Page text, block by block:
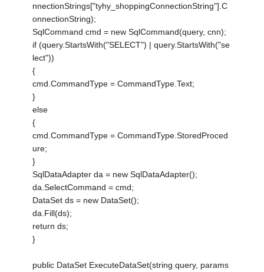
nnectionStrings["tyhy_shoppingConnectionString"].C
onnectionString);
SqlCommand cmd = new SqlCommand(query, cnn);
if (query.StartsWith("SELECT") | query.StartsWith("se
lect"))
{
cmd.CommandType = CommandType.Text;
}
else
{
cmd.CommandType = CommandType.StoredProced
ure;
}
SqlDataAdapter da = new SqlDataAdapter();
da.SelectCommand = cmd;
DataSet ds = new DataSet();
da.Fill(ds);
return ds;
}
public DataSet ExecuteDataSet(string query, params